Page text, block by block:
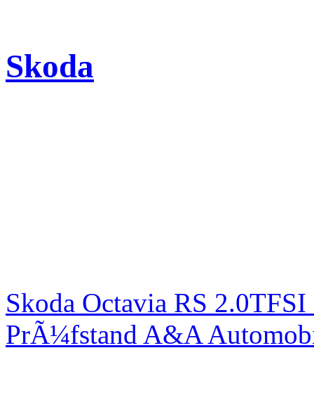
Skoda
Skoda Octavia RS
PrÃ¼fstand A&A